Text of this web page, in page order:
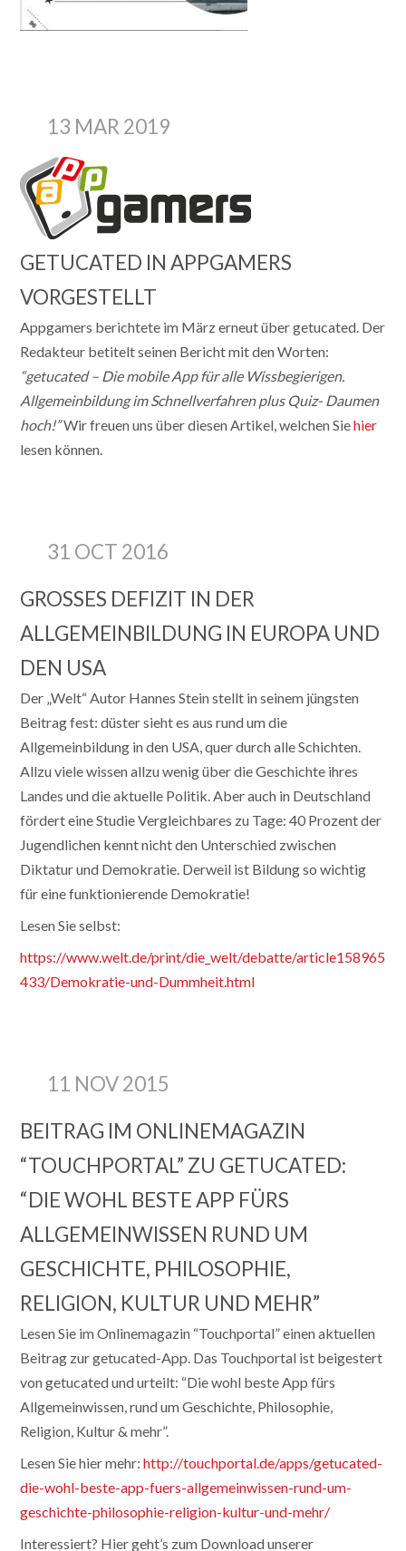
13 MAR 2019
GETUCATED IN APPGAMERS
VORGESTELLT
Appgamers berichtete im März erneut über getucated. Der
Redakteur betitelt seinen Bericht mit den Worten:
“getucated – Die mobile App für alle Wissbegierigen.
Allgemeinbildung im Schnellverfahren plus Quiz- Daumen
hoch!”Wir freuen uns über diesen Artikel, welchen Siehier
lesen können.
31 OCT 2016
GROSSES DEFIZIT IN DER A
LLGEMEINBILDUNG IN EUROPA UND D
EN USA
Der „Welt“ Autor Hannes Stein stellt in seinem jüngsten
Beitrag fest: düster sieht es aus rund um die
Allgemeinbildung in den USA, quer durch alle Schichten.
Allzu viele wissen allzu wenig über die Geschichte ihres
Landes und die aktuelle Politik. Aber auch in Deutschland
fördert eine Studie Vergleichbares zu Tage: 40 Prozent der
Jugendlichen kennt nicht den Unterschied zwischen
Diktatur und Demokratie. Derweil ist Bildung so wichtig
für eine funktionierende Demokratie!
Lesen Sie selbst:
https://www.welt.de/print/die_welt/debatte/article158965
433/Demokratie-und-Dummheit.html
11 NOV 2015
BEITRAG IM ONLINEMAGAZIN
“TOUCHPORTAL” ZU GETUCATED:
“DIE WOHL BESTE APP FÜRS
ALLGEMEINWISSEN RUND UM
GESCHICHTE, PHILOSOPHIE,
RELIGION, KULTUR UND MEHR”
Lesen Sie im Onlinemagazin “Touchportal” einen aktuellen
Beitrag zur getucated-App. Das Touchportal ist beigestert
von getucated und urteilt: “Die wohl beste App fürs
Allgemeinwissen, rund um Geschichte, Philosophie,
Religion, Kultur & mehr”.
Lesen Sie hier mehr:http://touchportal.de/apps/getucated-
die-wohl-beste-app-fuers-allgemeinwissen-rund-um-
geschichte-philosophie-religion-kultur-und-mehr/
Interessiert? Hier geht’s zum Download unserer